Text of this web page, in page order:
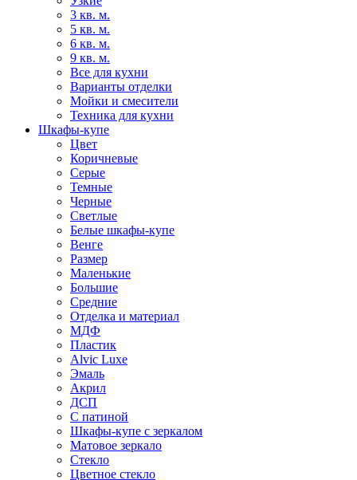
3 кв. м.
5 кв. м.
6 кв. м.
9 кв. м.
Все для кухни
Варианты отделки
Мойки и смесители
Техника для кухни
Шкафы-купе
Цвет
Коричневые
Серые
Темные
Черные
Светлые
Белые шкафы-купе
Венге
Размер
Маленькие
Большие
Средние
Отделка и материал
МДФ
Пластик
Alvic Luxe
Эмаль
Акрил
ДСП
С патиной
Шкафы-купе с зеркалом
Матовое зеркало
Стекло
Цветное стекло